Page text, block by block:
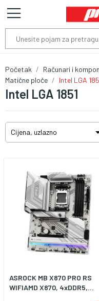
Intel LGA 1851
Početak Računari i
Matične ploče
Intel LGA
Cijena, uzlazno
ASROCK MB X870 PRO RS
WIFIAMD X870, 4xDDR5,...